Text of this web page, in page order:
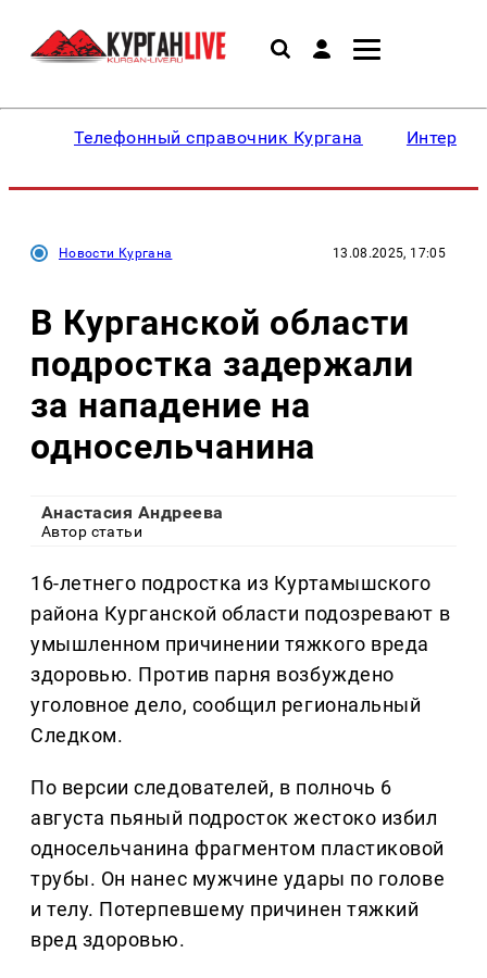
Телефонный справочник Кургана
Новости Кургана 13.08.2025, 17:05
В Курганской области
подростка задержали
за нападение на
односельчанина
Анастасия Андреева
Автор статьи
16-летнего подростка из Куртамышского
района Курганской области подозревают в
умышленном причинении тяжкого вреда
здоровью. Против парня возбуждено
уголовное дело, сообщил региональный
Следком.
По версии следователей, в полночь 6
августа пьяный подросток жестоко избил
односельчанина фрагментом пластиковой
трубы. Он нанес мужчине удары по голове
и телу. Потерпевшему причинен тяжкий
вред здоровью.